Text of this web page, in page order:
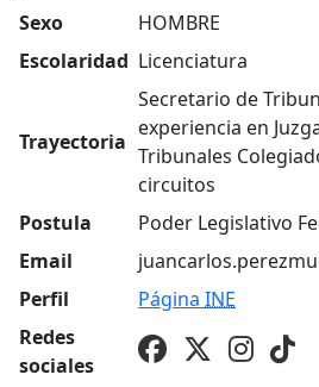
Sexo
HOMBRE
Escolaridad Licenciatura
Trayectoria
Secretario de
experiencia en
Tribunales
circuitos
Postula
Poder Legislativo
Email
Perfil
Página INE
Redes
sociales